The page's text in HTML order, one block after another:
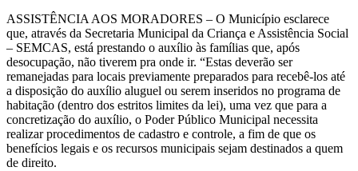
ASSISTÊNCIA AOS MORADORES – O Município esclarece
que, através da Secretaria Municipal da Criança e Assistência Social
– SEMCAS, está prestando o auxílio às famílias que, após
desocupação, não tiverem pra onde ir. “Estas deverão ser
remanejadas para locais previamente preparados para recebê-los até
a disposição do auxílio aluguel ou serem inseridos no programa de
habitação (dentro dos estritos limites da lei), uma vez que para a
concretização do auxílio, o Poder Público Municipal necessita
realizar procedimentos de cadastro e controle, a fim de que os
benefícios legais e os recursos municipais sejam destinados a quem
de direito.